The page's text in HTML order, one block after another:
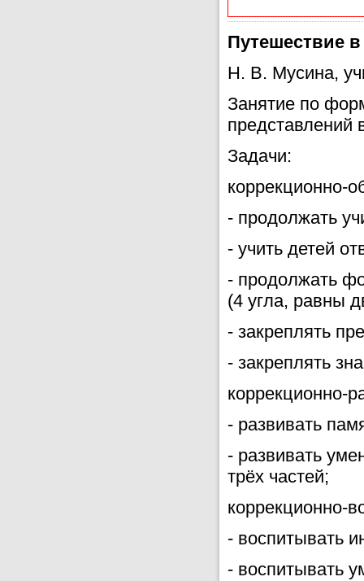
Путешествие
Н. В. Мусина,
Занятие по
представлений
Задачи:
коррекционно-
- продолжать
- учить детей
- продолжать
(4 угла, равны
- закреплять
- закреплять
коррекционно-
- развивать
- развивать
трёх частей;
коррекционно-
- воспитывать
- воспитывать